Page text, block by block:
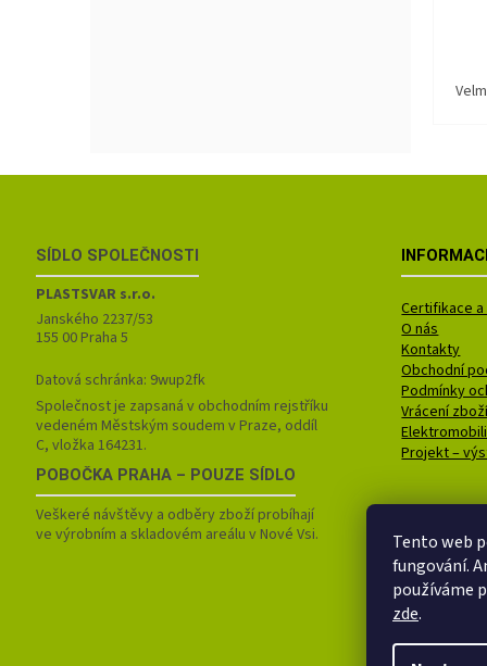
Tento web
fungování.
používáme
zde.
SÍDLO SPOLEČNOSTI
PLASTSVAR s.r.o.
Janského 2237/53
155 00 Praha 5
Datová schránka: 9wup2fk
Společnost je zapsaná v obchodním rejstříku
vedeném Městským soudem v Praze, oddíl
C, vložka 164231.
POBOČKA PRAHA – POUZE SÍDLO
Veškeré návštěvy a odběry zboží probíhají
ve výrobním a skladovém areálu v Nové Vsi.
Certifikace
O nás
Kontakty
Obchodní
Podmínky
Vrácení
Projekt –